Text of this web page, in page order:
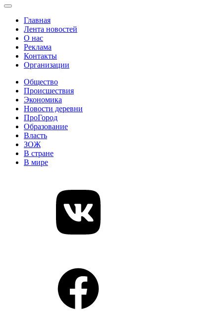
Главная
Лента новостей
О нас
Реклама
Контакты
Организации
Общество
Происшествия
Экономика
Новости деревни
ПроГород
Образование
Власть
ЗОЖ
В стране
В мире